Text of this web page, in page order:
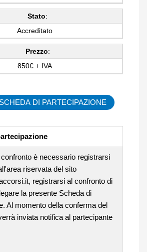
Stato:
Accreditato
Prezzo:
850€ + IVA
DI PARTECIPAZIONE
è necessario registrarsi
riservata del sito
registrarsi al confronto di
la presente Scheda di
Al momento della conferma del
inviata notifica al partecipante